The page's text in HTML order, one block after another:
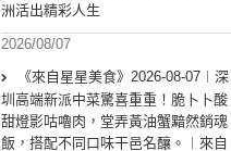
洲活出精彩人生
2026/08/07
《來自星星美食》2026-08-07︱深
圳高端新派中菜驚喜重重！脆卜卜酸
甜燈影咕嚕肉，堂弄黃油蟹黯然銷魂
飯，搭配不同口味干邑名釀。︱來自